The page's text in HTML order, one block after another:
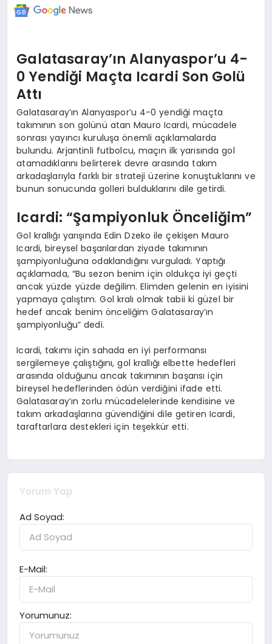
Galatasaray’ın Alanyaspor’u 4-
0 Yendiği Maçta Icardi Son Golü
Attı
Galatasaray’ın Alanyaspor’u 4-0 yendiği maçta
takımının son golünü atan Mauro Icardi, mücadele
sonrası yayıncı kuruluşa önemli açıklamalarda
bulundu. Arjantinli futbolcu, maçın ilk yarısında gol
atamadıklarını belirterek devre arasında takım
arkadaşlarıyla farklı bir strateji üzerine konuştuklarını ve
bunun sonucunda golleri bulduklarını dile getirdi.
Icardi: “Şampiyonluk Önceliğim”
Gol krallığı yarışında Edin Dzeko ile çekişen Mauro
Icardi, bireysel başarılardan ziyade takımının
şampiyonluğuna odaklandığını vurguladı. Yaptığı
açıklamada, “Bu sezon benim için oldukça iyi geçti
ancak yüzde yüzde değilim. Elimden gelenin en iyisini
yapmaya çalıştım. Gol kralı olmak tabii ki güzel bir
hedef ancak benim önceliğim Galatasaray’ın
şampiyonluğu” dedi.
Icardi, takımı için sahada en iyi performansı
sergilemeye çalıştığını, gol krallığı elbette hedefleri
arasında olduğunu ancak takımının başarısı için
bireysel hedeflerinden ödün verdiğini ifade etti.
Galatasaray’ın zorlu mücadelelerinde kendisine ve
takım arkadaşlarına güvendiğini dile getiren Icardi,
taraftarlara destekleri için teşekkür etti.
Yorum Yap
Ad Soyad:
E-Mail:
Yorumunuz: